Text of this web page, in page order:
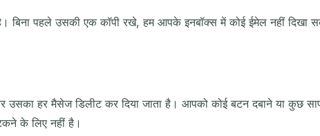
बिना पहले उसकी एक कॉपी रखे, हम आपके इनबॉक्स में कोई ईमेल नहीं दिखा
उसका हर मैसेज डिलीट कर दिया जाता है। आपको कोई बटन दबाने या कुछ
के लिए नहीं है।